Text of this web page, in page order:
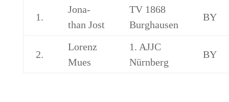
1.
Jona­
than Jost
TV 1868
Burghausen
BY
2.
Lorenz
Mues
1. AJJC
Nürnberg
BY